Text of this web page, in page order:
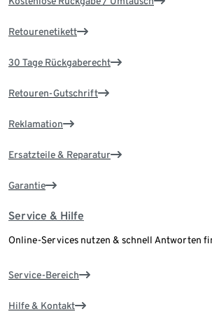
Retourenetikett
30 Tage Rückgaberecht
Retouren-Gutschrift
Reklamation
Ersatzteile & Reparatur
Garantie
Service & Hilfe
Online-Services nutzen & schnell Antworten
Service-Bereich
Hilfe & Kontakt